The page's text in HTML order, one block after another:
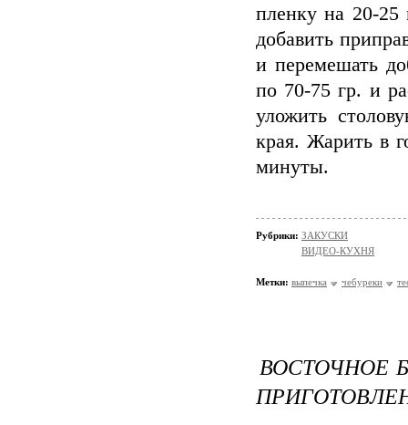
пленку на 20-25
добавить
и перемешать
по 70-75 гр. и
уложить
края. Жарить в
минуты.
Рубрики: ЗАКУСКИ
ВИДЕО-КУХНЯ
Метки: выпечка чебуреки
ВОСТОЧНОЕ